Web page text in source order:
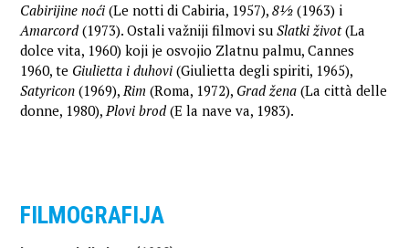
Cabirijine noći (Le notti di Cabiria, 1957),8½ (1963) i
Amarcord (1973). Ostali važniji filmovi suSlatki život(La
dolce vita, 1960) koji je osvojio Zlatnu palmu, Cannes
1960, te Giulietta i duhovi (Giulietta degli spiriti, 1965),
Satyricon (1969),Rim (Roma, 1972), Grad žena (La città delle
donne, 1980),Plovi brod (E la nave va, 1983).
FILMOGRAFIJA